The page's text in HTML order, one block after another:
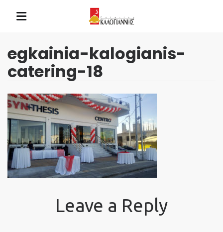
egkainia-kalogianis-
catering-18
Leave a Reply